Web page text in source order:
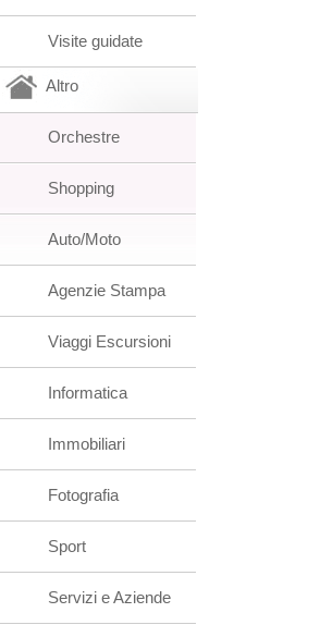
Visite guidate
Altro
Orchestre
Shopping
Auto/Moto
Agenzie Stampa
Viaggi Escursioni
Informatica
Immobiliari
Fotografia
Sport
Servizi e Aziende